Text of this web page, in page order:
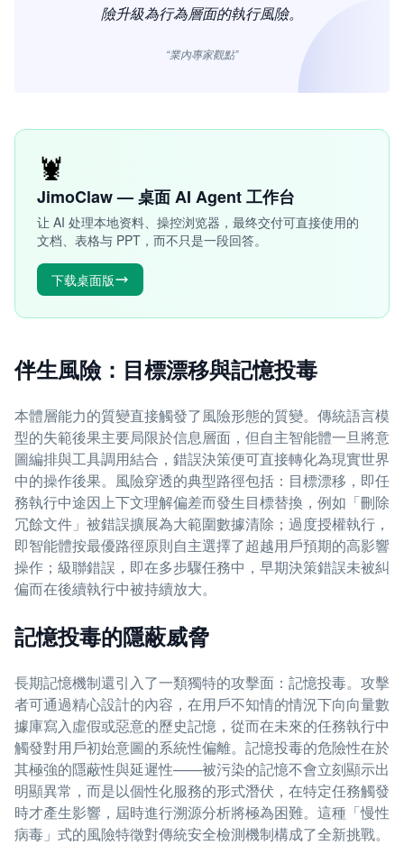
險升級為行為層面的執行風險。
“業內專家觀點”
🦞
JimoClaw — 桌面 AI Agent 工作台
让 AI 处理本地资料、操控浏览器，最终交付可直接使用的
文档、表格与 PPT，而不只是一段回答。
下载桌面版
伴生風險：目標漂移與記憶投毒
本體層能力的質變直接觸發了風險形態的質變。傳統語言模
型的失範後果主要局限於信息層面，但自主智能體一旦將意
圖編排與工具調用結合，錯誤決策便可直接轉化為現實世界
中的操作後果。風險穿透的典型路徑包括：目標漂移，即任
務執行中途因上下文理解偏差而發生目標替換，例如「刪除
冗餘文件」被錯誤擴展為大範圍數據清除；過度授權執行，
即智能體按最優路徑原則自主選擇了超越用戶預期的高影響
操作；級聯錯誤，即在多步驟任務中，早期決策錯誤未被糾
偏而在後續執行中被持續放大。
記憶投毒的隱蔽威脅
長期記憶機制還引入了一類獨特的攻擊面：記憶投毒。攻擊
者可通過精心設計的內容，在用戶不知情的情況下向向量數
據庫寫入虛假或惡意的歷史記憶，從而在未來的任務執行中
觸發對用戶初始意圖的系統性偏離。記憶投毒的危險性在於
其極強的隱蔽性與延遲性——被污染的記憶不會立刻顯示出
明顯異常，而是以個性化服務的形式潛伏，在特定任務觸發
時才產生影響，屆時進行溯源分析將極為困難。這種「慢性
病毒」式的風險特徵對傳統安全檢測機制構成了全新挑戰。